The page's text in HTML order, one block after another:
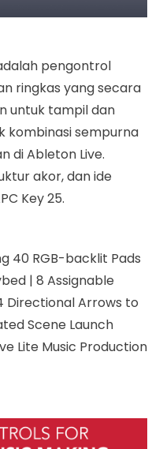
pengontrol
ringkas yang secara
untuk tampil dan
kombinasi sempurna
di Ableton Live.
akor, dan ide
Key 25.
40 RGB-backlit Pads
| 8 Assignable
Directional Arrows to
Scene Launch
Lite Music Production